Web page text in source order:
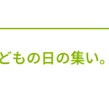
もの日の集い。